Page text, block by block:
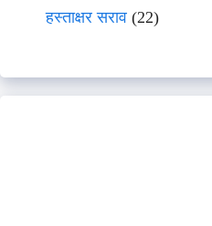
हस्ताक्षर सराव (22)